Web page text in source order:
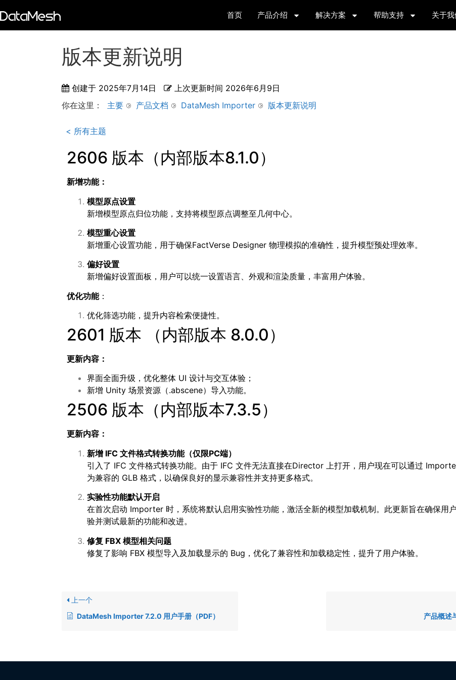
首页 产品介绍 解决方案 帮助支持 关于我
版本更新说明
创建于 2025年7月14日 上次更新时间 2026年6月9日
你在这里：
主要 产品文档 DataMesh Importer 版本更新说明
< 所有主题
2606 版本（内部版本8.1.0）
新增功能：
模型原点设置
新增模型原点归位功能，支持将模型原点调整至几何中心。
模型重心设置
新增重心设置功能，用于确保FactVerse Designer 物理模拟的准确性，提升模型预处理效率。
偏好设置
新增偏好设置面板，用户可以统一设置语言、外观和渲染质量，丰富用户体验。
优化功能：
优化筛选功能，提升内容检索便捷性。
2601 版本 （内部版本 8.0.0）
更新内容：
界面全面升级，优化整体 UI 设计与交互体验；
新增 Unity 场景资源（.abscene）导入功能。
2506 版本（内部版本7.3.5）
更新内容：
新增 IFC 文件格式转换功能（仅限PC端）
引入了 IFC 文件格式转换功能。由于 IFC 文件无法直接在Director 上打开，用户现在可以通过
为兼容的 GLB 格式，以确保良好的显示兼容性并支持更多格式。
实验性功能默认开启
在首次启动 Importer 时，系统将默认启用实验性功能，激活全新的模型加载机制。此更新旨在确保用
验并测试最新的功能和改进。
修复 FBX 模型相关问题
修复了影响 FBX 模型导入及加载显示的 Bug，优化了兼容性和加载稳定性，提升了用户体验。
上一个
DataMesh Importer 7.2.0 用户手册（PDF）
产品概述